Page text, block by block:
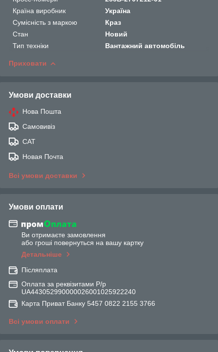
Країна виробник
Україна
Сумісність з маркою
Краз
Стан
Новий
Тип техніки
Вантажний автомобіль
Приховати
Умови доставки
Нова Пошта
Самовивіз
САТ
Новая Почта
Всі умови доставки
Умови оплати
Ви отримаєте замовлення
або гроші повернуться на вашу картку
Детальніше
Післяплата
Оплата за реквізитами Р/р
UA443052990000026001025922240
Карта Приват Банку 5457 0822 2155 3766
Всі умови оплати